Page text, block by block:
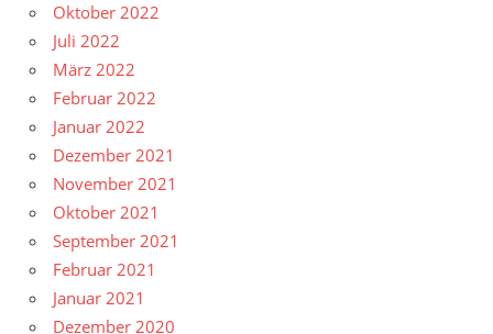
Oktober 2022
Juli 2022
März 2022
Februar 2022
Januar 2022
Dezember 2021
November 2021
Oktober 2021
September 2021
Februar 2021
Januar 2021
Dezember 2020